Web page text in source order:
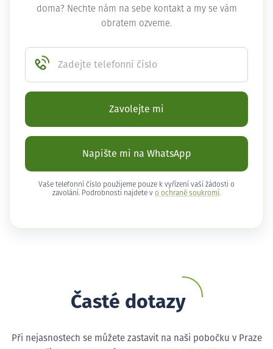
doma? Nechte nám na sebe kontakt a my se vám
obratem ozveme.
Zadejte telefonní číslo
Zavolejte mi
Napište mi na WhatsApp
Vaše telefonní číslo použijeme pouze k vyřízení vaší žádosti o
zavolání. Podrobnosti najdete v o ochraně soukromí .
Časté dotazy
Při nejasnostech se můžete zastavit na naši pobočku v Praze